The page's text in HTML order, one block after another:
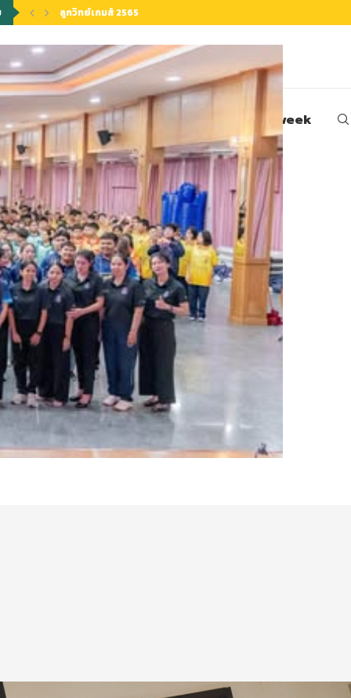
นดี และรับตรงอิสระ)รอบที่ 1
รับสมัครนักศึกษาระดับปริญญาตรี ภาคปกติ ประจำปีการศึกษา 2565
น์โหลด ติดต่อหน่วยงานของคณะ sciweek